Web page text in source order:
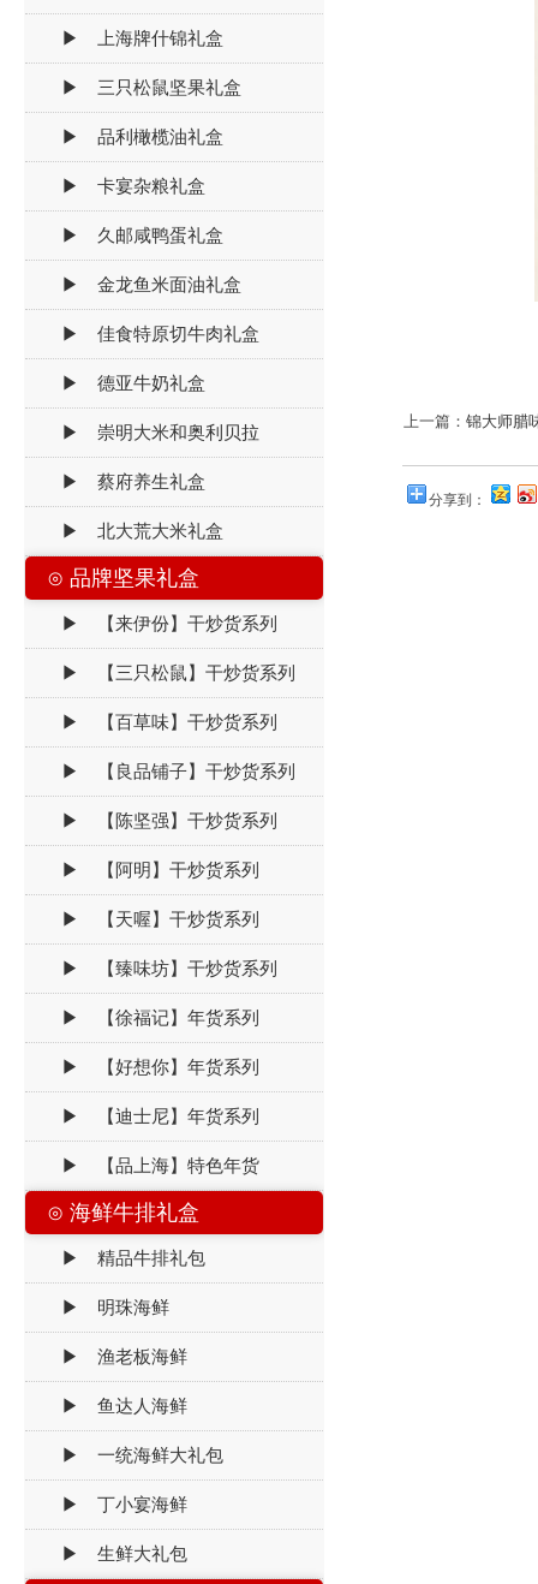
上一篇： 锦大师腊
分享到：
▶ 上海牌什锦礼盒
▶ 三只松鼠坚果礼盒
▶ 品利橄榄油礼盒
▶ 卡宴杂粮礼盒
▶ 久邮咸鸭蛋礼盒
▶ 金龙鱼米面油礼盒
▶ 佳食特原切牛肉礼盒
▶ 德亚牛奶礼盒
▶ 崇明大米和奥利贝拉
▶ 蔡府养生礼盒
▶ 北大荒大米礼盒
⊙ 品牌坚果礼盒
▶ 【来伊份】干炒货系列
▶ 【三只松鼠】干炒货系列
▶ 【百草味】干炒货系列
▶ 【良品铺子】干炒货系列
▶ 【陈坚强】干炒货系列
▶ 【阿明】干炒货系列
▶ 【天喔】干炒货系列
▶ 【臻味坊】干炒货系列
▶ 【徐福记】年货系列
▶ 【好想你】年货系列
▶ 【迪士尼】年货系列
▶ 【品上海】特色年货
⊙ 海鲜牛排礼盒
▶ 精品牛排礼包
▶ 明珠海鲜
▶ 渔老板海鲜
▶ 鱼达人海鲜
▶ 一统海鲜大礼包
▶ 丁小宴海鲜
▶ 生鲜大礼包